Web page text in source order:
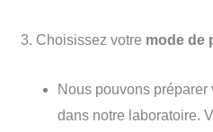
Choisissez votre mode de
Nous pouvons préparer
dans notre laboratoire.